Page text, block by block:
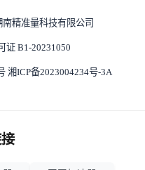
南精准量科技有限公司
证 B1-20231050
湘ICP备2023004234号-3A